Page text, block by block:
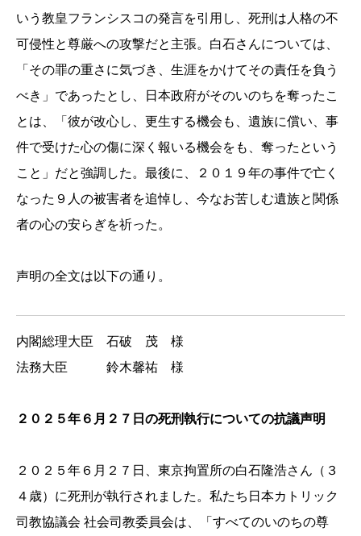
いう教皇フランシスコの発言を引用し、死刑は人格の不
可侵性と尊厳への攻撃だと主張。白石さんについては、
「その罪の重さに気づき、生涯をかけてその責任を負う
べき」であったとし、日本政府がそのいのちを奪ったこ
とは、「彼が改心し、更生する機会も、遺族に償い、事
件で受けた心の傷に深く報いる機会をも、奪ったという
こと」だと強調した。最後に、２０１９年の事件で亡く
なった９人の被害者を追悼し、今なお苦しむ遺族と関係
者の心の安らぎを祈った。
声明の全文は以下の通り。
内閣総理大臣 石破 茂 様
法務大臣 鈴木馨祐 様
２０２５年６月２７日の死刑執行についての抗議声明
２０２５年６月２７日、東京拘置所の白石隆浩さん（３
４歳）に死刑が執行されました。私たち日本カトリック
司教協議会 社会司教委員会は、「すべてのいのちの尊